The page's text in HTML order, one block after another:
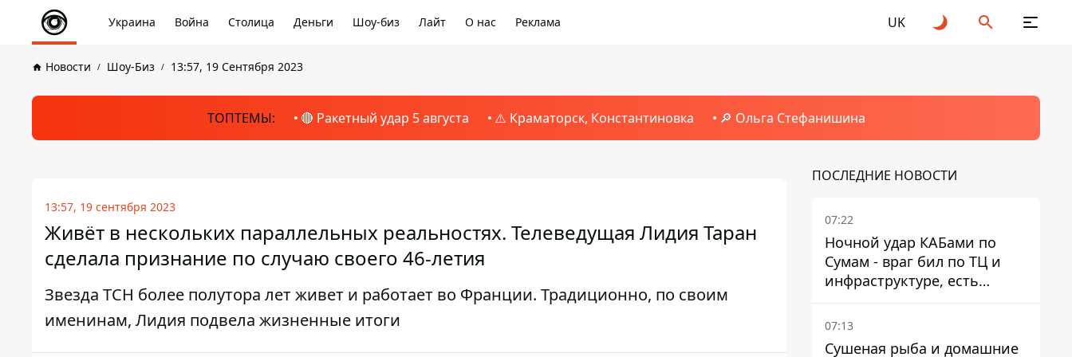
Украина Война Столица Деньги Шоу-биз Лайт О нас Реклама UK
Новости Шоу-Биз 13:57, 19 Сентября 2023
ТОПТЕМЫ: 🔴 Ракетный удар 5 августа ⚠️ Краматорск, Константиновка 🔎 Ольга Стефанишина
13:57, 19 сентября 2023
Живёт в нескольких параллельных реальностях. Телеведущая Лидия Таран
сделала признание по случаю своего 46-летия
Звезда ТСН более полутора лет живет и работает во Франции. Традиционно, по своим
именинам, Лидия подвела жизненные итоги
ПОСЛЕДНИЕ НОВОСТИ
07:22
Ночной удар КАБами по
Сумам - враг бил по ТЦ и
инфраструктуре, есть
ранены
07:13
Сушеная рыба и домашние